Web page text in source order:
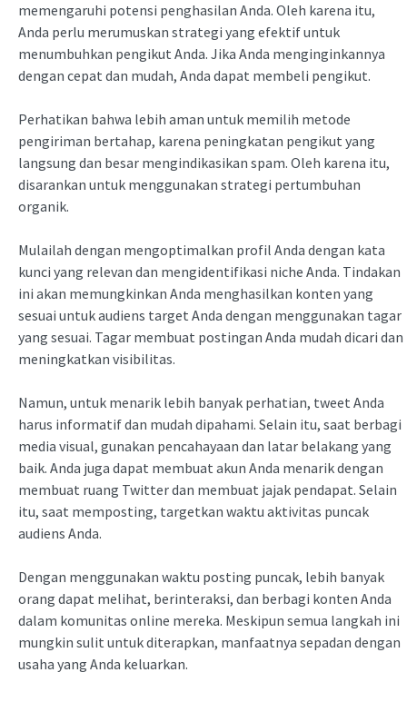
memengaruhi potensi penghasilan Anda. Oleh karena itu,
Anda perlu merumuskan strategi yang efektif untuk
menumbuhkan pengikut Anda. Jika Anda menginginkannya
dengan cepat dan mudah, Anda dapat membeli pengikut.
Perhatikan bahwa lebih aman untuk memilih metode
pengiriman bertahap, karena peningkatan pengikut yang
langsung dan besar mengindikasikan spam. Oleh karena itu,
disarankan untuk menggunakan strategi pertumbuhan
organik.
Mulailah dengan mengoptimalkan profil Anda dengan kata
kunci yang relevan dan mengidentifikasi niche Anda. Tindakan
ini akan memungkinkan Anda menghasilkan konten yang
sesuai untuk audiens target Anda dengan menggunakan tagar
yang sesuai. Tagar membuat postingan Anda mudah dicari dan
meningkatkan visibilitas.
Namun, untuk menarik lebih banyak perhatian, tweet Anda
harus informatif dan mudah dipahami. Selain itu, saat berbagi
media visual, gunakan pencahayaan dan latar belakang yang
baik. Anda juga dapat membuat akun Anda menarik dengan
membuat ruang Twitter dan membuat jajak pendapat. Selain
itu, saat memposting, targetkan waktu aktivitas puncak
audiens Anda.
Dengan menggunakan waktu posting puncak, lebih banyak
orang dapat melihat, berinteraksi, dan berbagi konten Anda
dalam komunitas online mereka. Meskipun semua langkah ini
mungkin sulit untuk diterapkan, manfaatnya sepadan dengan
usaha yang Anda keluarkan.